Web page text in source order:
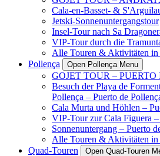
Cala-en-Basset- &
Jetski-Sonnenuntergangstour
Insel-Tour nach Sa
VIP-Tour durch die
Alle Touren & Aktivitäten
Pollença
Open Pollença Menu
GOJET TOUR –
Besuch der Playa de
Pollença – Puerto de
Cala Murta und Höhlen –
VIP-Tour zur Cala Figuera –
Sonnenuntergang – Puerto
Alle Touren & Aktivitäten in
Quad-Touren
Open Quad-Touren